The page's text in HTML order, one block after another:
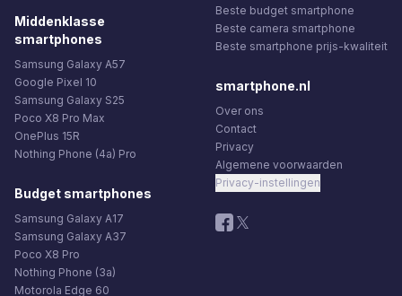
Middenklasse
smartphones
Samsung Galaxy A57
Google Pixel 10
Samsung Galaxy S25
Poco X8 Pro Max
OnePlus 15R
Nothing Phone (4a) Pro
Budget smartphones
Samsung Galaxy A17
Samsung Galaxy A37
Poco X8 Pro
Nothing Phone (3a)
Motorola Edge 60
Beste budget smartphone
Beste camera smartphone
Beste smartphone prijs-kwaliteit
smartphone.nl
Over ons
Contact
Privacy
Algemene voorwaarden
Privacy-instellingen